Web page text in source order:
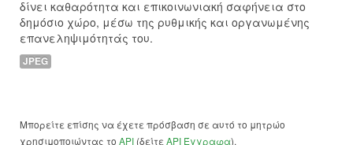
δίνει καθαρότητα και επικοινωνιακή σαφήνεια στο
δημόσιο χώρο, μέσω της ρυθμικής και οργανωμένης
επανεληψιμότητάς του.
JPEG
Μπορείτε επίσης να έχετε πρόσβαση σε αυτό το μητρώο
χρησιμοποιώντας το API (δείτε API Έγγραφα).